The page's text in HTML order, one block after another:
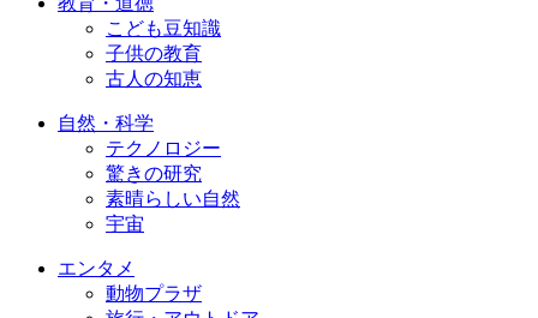
こども豆知識
子供の教育
古人の知恵
自然・科学
テクノロジー
驚きの研究
素晴らしい自然
宇宙
エンタメ
動物プラザ